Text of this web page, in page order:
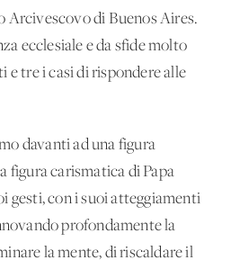
Arcivescovo di Buenos Aires.
ecclesiale e da sfide molto
e tre i casi di rispondere alle
davanti ad una figura
figura carismatica di Papa
gesti, con i suoi atteggiamenti
profondamente la
la mente, di riscaldare il